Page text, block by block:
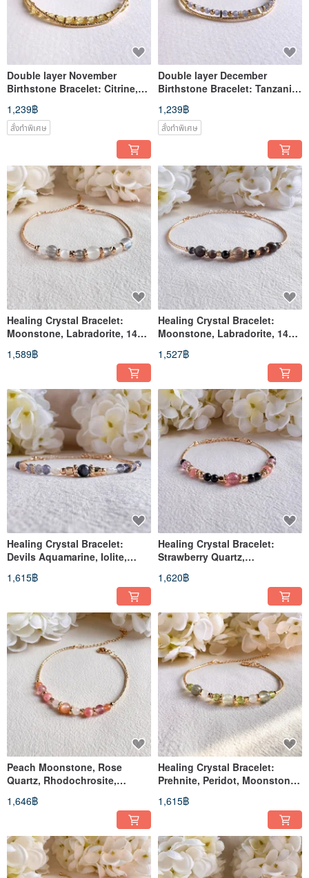
Double layer November
Birthstone Bracelet: Citrine,
14k Gold-Filled
1,239฿
สั่งทำพิเศษ
Double layer December
Birthstone Bracelet: Tanzanite
, 14k Gold-Filled
1,239฿
สั่งทำพิเศษ
Healing Crystal Bracelet:
Moonstone, Labradorite, 14k
Gold-Filled
1,589฿
Healing Crystal Bracelet:
Moonstone, Labradorite, 14k
Gold-Filled
1,527฿
Healing Crystal Bracelet:
Devils Aquamarine, Iolite,
Freshwater Pearl
1,615฿
Healing Crystal Bracelet:
Strawberry Quartz,
Rhodochrosite, Black
Tourmaline
1,620฿
Peach Moonstone, Rose
Quartz, Rhodochrosite,
Strawberry Quartz Bracelet:
14k Gol
1,646฿
Healing Crystal Bracelet:
Prehnite, Peridot, Moonstone,
Rutilated Quartz, 14k Go
1,615฿